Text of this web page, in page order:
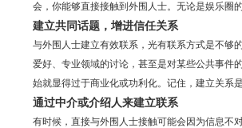
会，你能够直接接触到外围人士。无论是娱乐圈
建立共同话题，增进信任关系
与外围人士建立有效联系，光有联系方式是不够
爱好、专业领域的讨论，甚至是对某些公共事件
始就显得过于商业化或功利化。记住，建立关系
通过中介或介绍人来建立联系
有时候，直接与外围人士接触可能会因为信息不